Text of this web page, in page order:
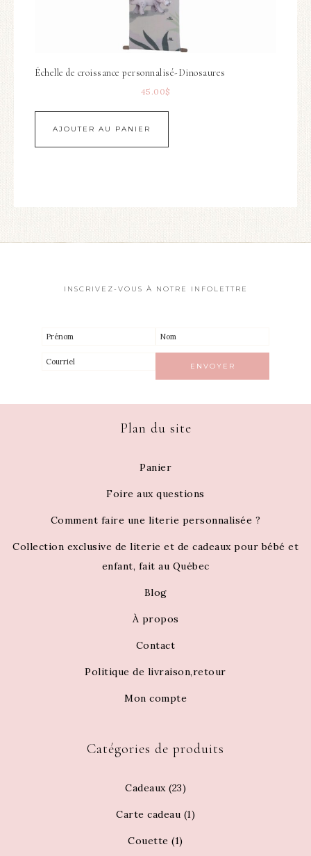
Échelle de croissance personnalisé-Dinosaures
45.00$
AJOUTER AU PANIER
INSCRIVEZ-VOUS À NOTRE INFOLETTRE
Plan du site
Panier
Foire aux questions
Comment faire une literie personnalisée ?
Collection exclusive de literie et de cadeaux pour bébé et
enfant, fait au Québec
Blog
À propos
Contact
Politique de livraison,retour
Mon compte
Catégories de produits
Cadeaux (23)
Carte cadeau (1)
Couette (1)